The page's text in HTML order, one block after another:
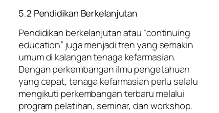
5.2 Pendidikan Berkelanjutan
Pendidikan berkelanjutan atau “continuing
education” juga menjadi tren yang semakin
umum di kalangan tenaga kefarmasian.
Dengan perkembangan ilmu pengetahuan
yang cepat, tenaga kefarmasian perlu selalu
mengikuti perkembangan terbaru melalui
program pelatihan, seminar, dan workshop.